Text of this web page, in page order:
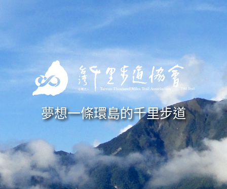
夢想一條環島的千里步道